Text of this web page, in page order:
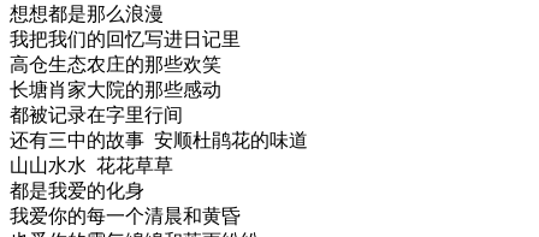
想想都是那么浪漫
我把我们的回忆写进日记里
高仓生态农庄的那些欢笑
长塘肖家大院的那些感动
都被记录在字里行间
还有三中的故事 安顺杜鹃花的味道
山山水水 花花草草
都是我爱的化身
我爱你的每一个清晨和黄昏